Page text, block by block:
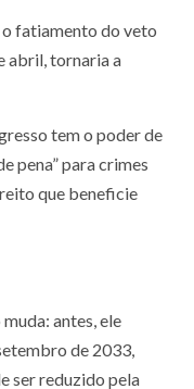
fatiamento do veto
abril, tornaria a
tem o poder de
pena” para crimes
que beneficie
antes, ele
de 2033,
ser reduzido pela